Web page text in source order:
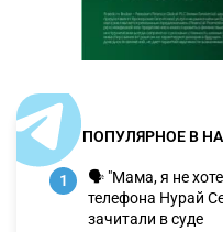
ПОПУЛЯРНОЕ В
1
🗣 "Мама, я не
телефона Нурай
зачитали в суде